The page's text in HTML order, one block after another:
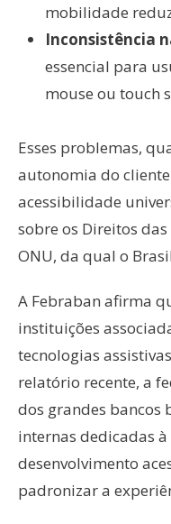
mobilidade
Inconsistência
essencial para
mouse ou touch
Esses problemas,
autonomia do
acessibilidade
sobre os Direitos das
ONU, da qual o
A Febraban afirma
instituições
tecnologias
relatório recente, a
dos grandes bancos
internas dedicadas
desenvolvimento
padronizar a